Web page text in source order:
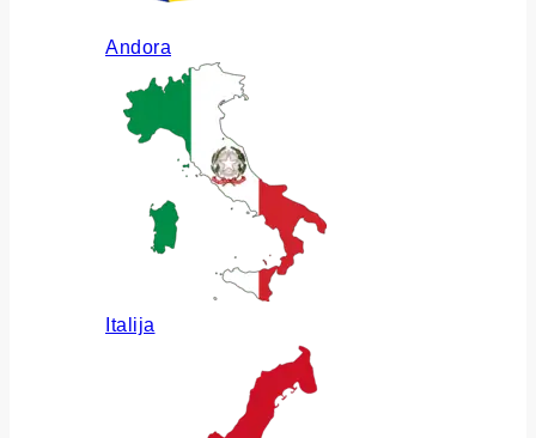
Andora
Italija